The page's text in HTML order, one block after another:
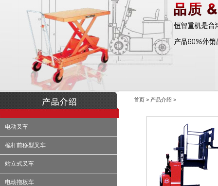
电动叉车
桅杆前移型叉车
站立式叉车
电动拖板车
首页 > 产品介绍 >